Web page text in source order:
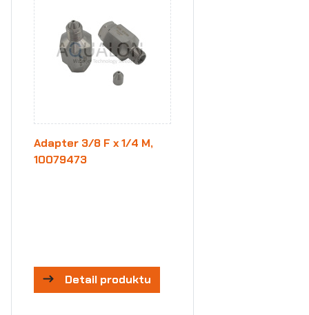
Adapter 3/8 F x 1/4 M,
10079473
Detail produktu